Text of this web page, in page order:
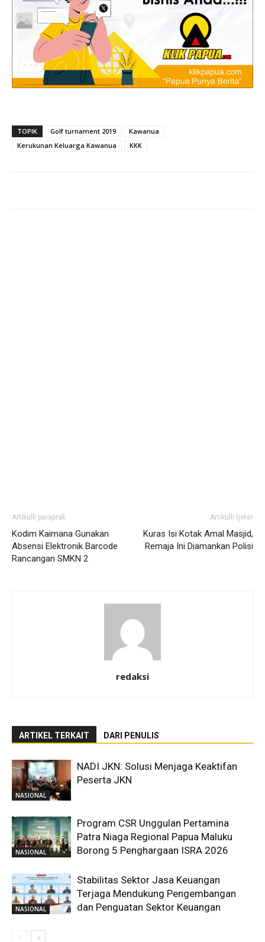
TOPIK Golf turnament 2019
Kawanua
Kerukunan Keluarga Kawanua
KKK
Artikulli paraprak
Kodim Kaimana Gunakan
Absensi Elektronik Barcode
Rancangan SMKN 2
Artikulli tjetër
Kuras Isi Kotak Amal Masjid,
Remaja Ini Diamankan Polisi
redaksi
ARTIKEL TERKAIT DARI PENULIS
NASIONAL
NADI JKN: Solusi Menjaga Keaktifan
Peserta JKN
NASIONAL
Program CSR Unggulan Pertamina
Patra Niaga Regional Papua Maluku
Borong 5 Penghargaan ISRA 2026
NASIONAL
Stabilitas Sektor Jasa Keuangan
Terjaga Mendukung Pengembangan
dan Penguatan Sektor Keuangan